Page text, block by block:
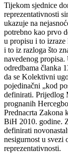
Tijekom sjednice
reprezentativnosti
ukazuje na
potrebno kao prvo
u propisu i to izraze
i to iz razloga što
navedenog
odredbama članka
da se Kolektivni
pojedinačni „kod
definirati. Prijedlog
prognanih
Prednacrta Zakona
BiH 2010. godine.
definirati
nesigurnost u svezi
reprezentativnosti.